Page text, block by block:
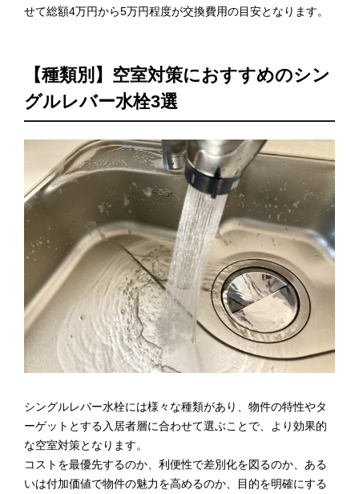
せて総額4万円から5万円程度が交換費用の目安となります。
【種類別】空室対策におすすめのシン
グルレバー水栓3選
シングルレバー水栓には様々な種類があり、物件の特性やタ
ーゲットとする入居者層に合わせて選ぶことで、より効果的
な空室対策となります。
コストを最優先するのか、利便性で差別化を図るのか、ある
いは付加価値で物件の魅力を高めるのか、目的を明確にする